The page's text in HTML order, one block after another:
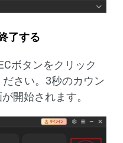
了する
ボタンをクリック
さい。3秒のカウン
開始されます。